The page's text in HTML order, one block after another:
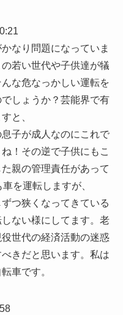
なり問題になっていま
若い世代や子供達が犠
な危なっかしい運転を
しょうか？芸能界で有
と、
子が成人なのにこれで
！その逆で子供にもこ
親の管理責任があって
を運転しますが、
つ狭くなってきている
ない様にしてます。老
世代の経済活動の迷惑
きだと思います。私は
車です。